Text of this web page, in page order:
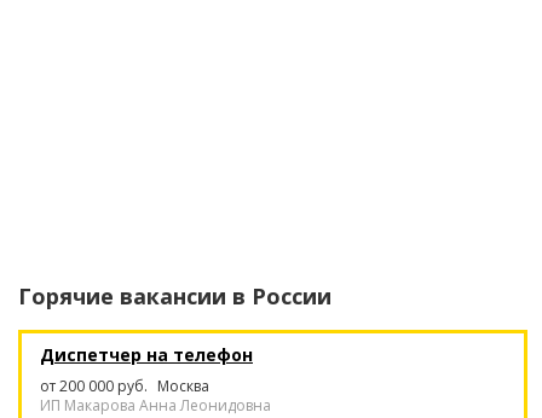
Горячие вакансии в России
Диспетчер на телефон
от 200 000 руб. Москва
ИП Макарова Анна Леонидовна